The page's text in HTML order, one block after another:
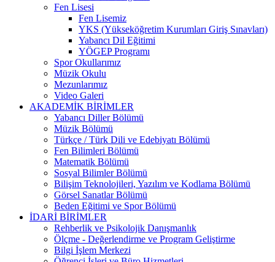
Fen Lisesi
Fen Lisemiz
YKS (Yükseköğretim Kurumları Giriş Sınavları)
Yabancı Dil Eğitimi
YÖGEP Programı
Spor Okullarımız
Müzik Okulu
Mezunlarımız
Video Galeri
AKADEMİK BİRİMLER
Yabancı Diller Bölümü
Müzik Bölümü
Türkçe / Türk Dili ve Edebiyatı Bölümü
Fen Bilimleri Bölümü
Matematik Bölümü
Sosyal Bilimler Bölümü
Bilişim Teknolojileri, Yazılım ve Kodlama Bölümü
Görsel Sanatlar Bölümü
Beden Eğitimi ve Spor Bölümü
İDARİ BİRİMLER
Rehberlik ve Psikolojik Danışmanlık
Ölçme - Değerlendirme ve Program Geliştirme
Bilgi İşlem Merkezi